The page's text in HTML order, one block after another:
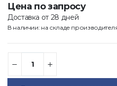
Цена по запросу
Доставка от 28 дней
В наличии: на складе